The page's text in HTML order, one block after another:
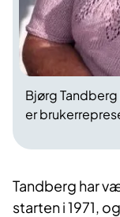
Bjørg
er
Tandberg har
starten i 1971,